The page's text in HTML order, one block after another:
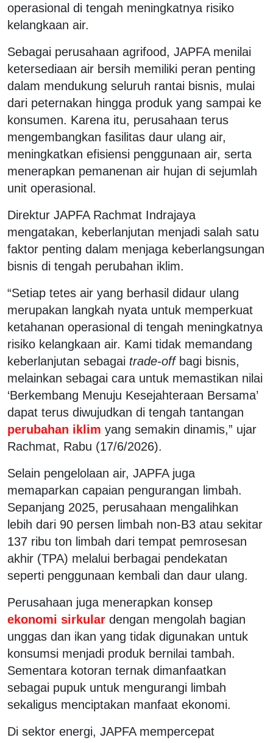
operasional di tengah meningkatnya risiko
kelangkaan air.
Sebagai perusahaan agrifood, JAPFA menilai
ketersediaan air bersih memiliki peran penting
dalam mendukung seluruh rantai bisnis, mulai
dari peternakan hingga produk yang sampai ke
konsumen. Karena itu, perusahaan terus
mengembangkan fasilitas daur ulang air,
meningkatkan efisiensi penggunaan air, serta
menerapkan pemanenan air hujan di sejumlah
unit operasional.
Direktur JAPFA Rachmat Indrajaya
mengatakan, keberlanjutan menjadi salah satu
faktor penting dalam menjaga keberlangsungan
bisnis di tengah perubahan iklim.
“Setiap tetes air yang berhasil didaur ulang
merupakan langkah nyata untuk memperkuat
ketahanan operasional di tengah meningkatnya
risiko kelangkaan air. Kami tidak memandang
keberlanjutan sebagai trade-offbagi bisnis,
melainkan sebagai cara untuk memastikan nilai
‘Berkembang Menuju Kesejahteraan Bersama’
dapat terus diwujudkan di tengah tantangan
perubahan iklim yang semakin dinamis,” ujar
Rachmat, Rabu (17/6/2026).
Selain pengelolaan air, JAPFA juga
memaparkan capaian pengurangan limbah.
Sepanjang 2025, perusahaan mengalihkan
lebih dari 90 persen limbah non-B3 atau sekitar
137 ribu ton limbah dari tempat pemrosesan
akhir (TPA) melalui berbagai pendekatan
seperti penggunaan kembali dan daur ulang.
Perusahaan juga menerapkan konsep
ekonomi sirkular dengan mengolah bagian
unggas dan ikan yang tidak digunakan untuk
konsumsi menjadi produk bernilai tambah.
Sementara kotoran ternak dimanfaatkan
sebagai pupuk untuk mengurangi limbah
sekaligus menciptakan manfaat ekonomi.
Di sektor energi, JAPFA mempercepat